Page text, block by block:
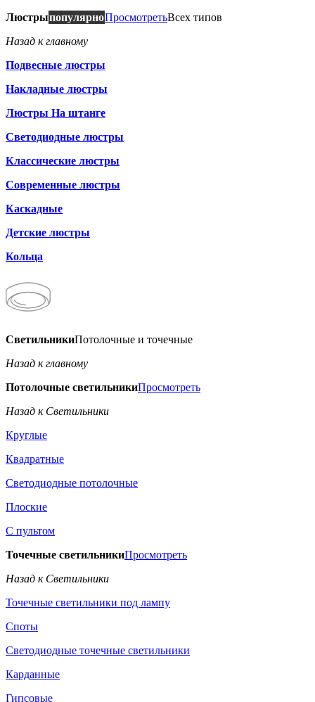
ЛюстрыпопулярноПросмотретьВсех типов
Назад к главному
Подвесные люстры
Накладные люстры
Люстры На штанге
Светодиодные люстры
Классические люстры
Современные люстры
Каскадные
Детские люстры
Кольца
СветильникиПотолочные и точечные
Назад к главному
Потолочные светильникиПросмотреть
Назад к Светильники
Круглые
Квадратные
Светодиодные потолочные
Плоские
С пультом
Точечные светильникиПросмотреть
Назад к Светильники
Точечные светильники под лампу
Споты
Светодиодные точечные светильники
Карданные
Гипсовые